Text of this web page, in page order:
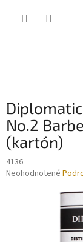
No.2
(kartón)
4136
Priemerné
Neohodnotené